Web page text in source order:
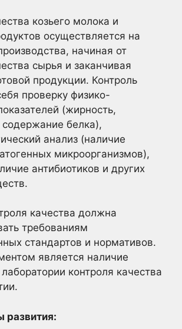
козьего молока и
осуществляется на
начиная от
сырья и заканчивая
продукции. Контроль
проверку физико-
(жирность,
содержание белка),
анализ (наличие
микроорганизмов),
антибиотиков и других
качества должна
требованиям
стандартов и нормативов.
является наличие
контроля качества
развития: